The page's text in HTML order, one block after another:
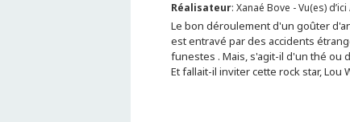
Réalisateur: Xanaé Bove - Vu(es)
Le bon déroulement d'un goûter
est entravé par des accidents
funestes . Mais, s'agit-il d'un thé ou
Et fallait-il inviter cette rock star, Lou